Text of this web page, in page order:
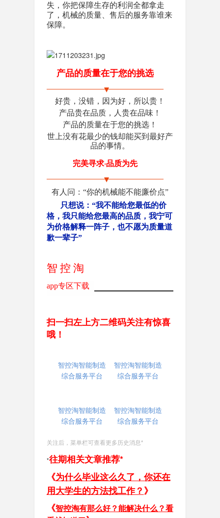
失，你把保障生存的利润全都拿走
了，机械的质量、售后的服务靠谁来
保障。
产品的质量在于您的挑选
好贵，没错，因为好，所以贵！
产品贵在品质，人贵在品味！
产品的质量在于您的挑选！
世上没有花最少的钱却能买到最好产
品的事情。
完美寻求·品质为先
有人问：“你的机械能不能廉价点”
只想说：“我不能给您最低的价
格，我只能给您最高的品质，我宁可
为价格解释一阵子，也不愿为质量道
歉一辈子”
智控淘
app专区下载
扫一扫左上方二维码关注有惊喜
哦！
智控淘智能制造
综合服务平台
智控淘智能制造
综合服务平台
智控淘智能制造
综合服务平台
智控淘智能制造
综合服务平台
关注后，菜单栏可查看更多历史消息*
*往期相关文章推荐*
《为什么毕业这么久了，你还在
用大学生的方法找工作？ 》
《智控淘有那么好？能解决什么？看